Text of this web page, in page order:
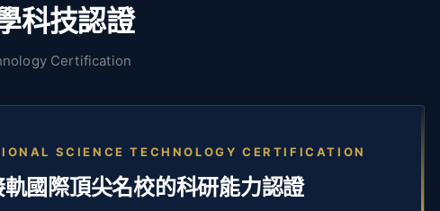
科技認證
Certification
SCIENCE TECHNOLOGY CERTIFICATION
國際頂尖名校的科研能力認證